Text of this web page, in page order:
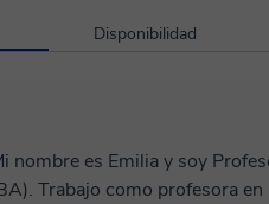
Disponibilidad
Trabajo como profesora